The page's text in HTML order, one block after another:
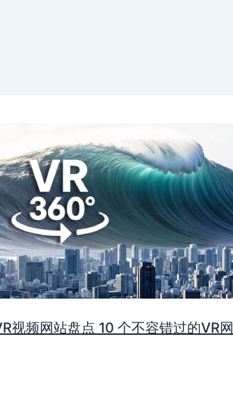
视频网站盘点 10 个不容错过的VR网